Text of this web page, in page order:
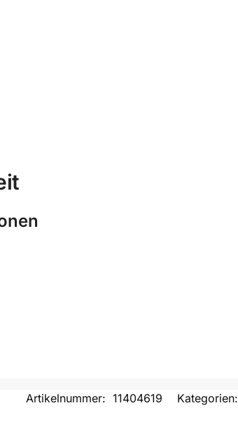
Artikelnummer: 11404619 Kategorien: